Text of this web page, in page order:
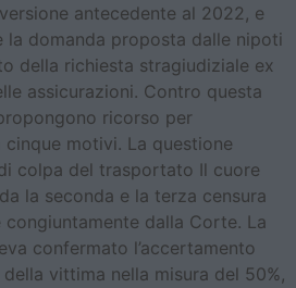
antecedente al 2022, e
la domanda proposta dalle nipoti
della richiesta stragiudiziale ex
assicurazioni. Contro questa
ricorso per
motivi. La questione
colpa del trasportato Il cuore
la seconda e la terza censura
dalla Corte. La
confermato l’accertamento
vittima nella misura del 50%,